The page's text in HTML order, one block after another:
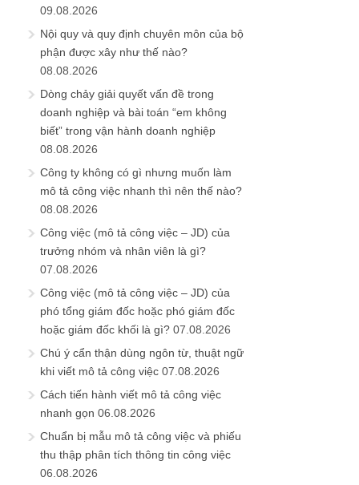
09.08.2026
Nội quy và quy định chuyên môn của bộ
phận được xây như thế nào?
08.08.2026
Dòng chảy giải quyết vấn đề trong
doanh nghiệp và bài toán “em không
biết” trong vận hành doanh nghiệp
08.08.2026
Công ty không có gì nhưng muốn làm
mô tả công việc nhanh thì nên thế nào?
08.08.2026
Công việc (mô tả công việc – JD) của
trưởng nhóm và nhân viên là gì?
07.08.2026
Công việc (mô tả công việc – JD) của
phó tổng giám đốc hoặc phó giám đốc
hoặc giám đốc khối là gì? 07.08.2026
Chú ý cẩn thận dùng ngôn từ, thuật ngữ
khi viết mô tả công việc 07.08.2026
Cách tiến hành viết mô tả công việc
nhanh gọn 06.08.2026
Chuẩn bị mẫu mô tả công việc và phiếu
thu thập phân tích thông tin công việc
06.08.2026